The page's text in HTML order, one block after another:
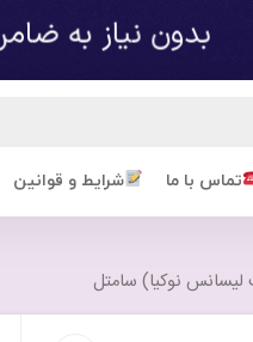
تماس با ما شرایط و قوانین